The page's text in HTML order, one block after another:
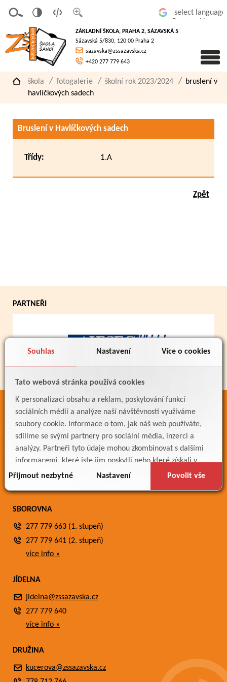
Souhlas Nastavení Více o cookies
Tato webová stránka používá cookies
K personalizaci obsahu a reklam, poskytování funkcí
sociálních médií a analýze naší návštěvnosti využíváme
soubory cookie. Informace o tom, jak náš web používáte,
sdílíme se svými partnery pro sociální média, inzerci a
analýzy. Partneři tyto údaje mohou zkombinovat s dalšími
informacemi, které jste jim poskytli nebo které získali v
důsledku toho, že používáte jejich služby.
Přijmout nezbytné Nastavení Povolit vše
písmo
á
verze
pro
slaboz
raké
ZÁKLADNÍ ŠKOLA, PRAHA 2, SÁZAVSKÁ 5
Sázavská 5/830, 120 00 Praha 2
sazavska@zssazavska.cz
+420 277 779 643
škola fotogalerie školní rok 2023/2024
bruslení v
havlíčkových sadech
Bruslení v Havlíčkových sadech
Třídy: 1.A
Zpět
PARTNEŘI
ODKAZY
Bakaláři
Jídelníček
Meteostanice
SBOROVNA
277 779 663 (1. stupeň)
277 779 641 (2. stupeň)
více info »
JÍDELNA
jidelna@zssazavska.cz
277 779 640
více info »
DRUŽINA
kucerova@zssazavska.cz